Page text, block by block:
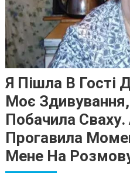
Я Пішла В Гості
Моє
Побачила
Прогавила
Мене На